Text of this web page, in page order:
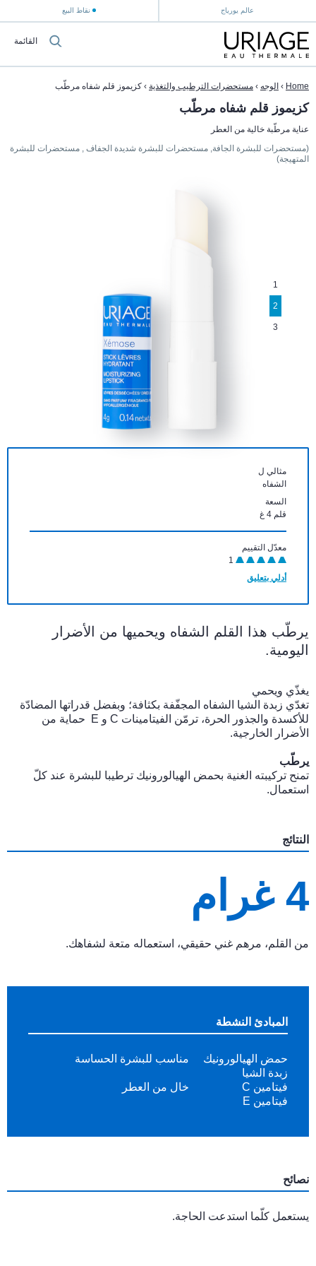
عالم يورياج نقاط البيع
القائمة
Home
› الوجه › مستحضرات الترطيب والتغذية › كزيموز قلم شفاه مرطّب
كزيموز قلم شفاه مرطّب
عناية مرطّبة خالية من العطر
(مستحضرات للبشرة الجافة, مستحضرات للبشرة شديدة الجفاف , مستحضرات للبشرة
المتهيجة)
1
2
3
مثالي ل
الشفاه
السعة
قلم 4 غ
معدّل التقييم
1
أدلي بتعليق
يرطّب هذا القلم الشفاه ويحميها من الأضرار
اليومية.
يغذّي ويحمي
تغدّي زبدة الشيا الشفاه المجفّفة بكثافة؛ وبفضل قدراتها المضادّة
للأكسدة والجذور الحرة، ترمّن الفيتامينات C و E حماية من
الأضرار الخارجية.
يرطّب
تمنح تركيبته الغنية بحمض الهيالورونيك ترطيبا للبشرة عند كلّ
استعمال.
النتائج
4 غرام
من القلم، مرهم غني حقيقي، استعماله متعة لشفاهك.
المبادئ النشطة
حمض الهيالورونيك
زبدة الشيا
فيتامين C
فيتامين E
مناسب للبشرة الحساسة
خال من العطر
نصائح
يستعمل كلّما استدعت الحاجة.